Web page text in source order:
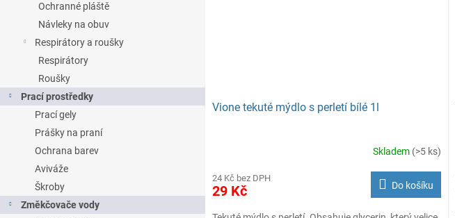
Ochranné pláště
Návleky na obuv
Respirátory a roušky
Respirátory
Roušky
Prací prostředky
Prací gely
Prášky na praní
Ochrana barev
Aviváže
Škroby
Změkčovače vody
Vione tekuté mýdlo s perletí bílé 1l
Skladem (>5 ks)
24 Kč bez DPH
29 Kč Do košíku